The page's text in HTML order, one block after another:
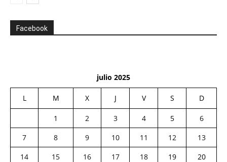
Facebook
julio 2025
L M X J V S D
1 2 3 4 5
6
7
8 9 10 11 12
13
14
15 16 17 18 19
20